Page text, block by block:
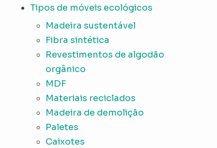
Tipos de móveis ecológicos
Madeira sustentável
Fibra sintética
Revestimentos de algodão
orgânico
MDF
Materiais reciclados
Madeira de demolição
Paletes
Caixotes